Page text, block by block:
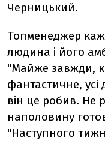
Черницький.
Топменеджер
людина і його
"Майже завжди,
фантастичне,
він це робив. Не
наполовину
"Наступного